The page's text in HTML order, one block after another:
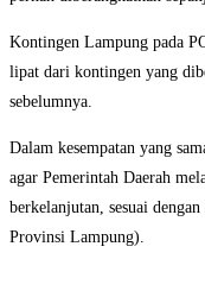
Kontingen Lampung pada
lipat dari kontingen yang
sebelumnya.
Dalam kesempatan yang
agar Pemerintah Daerah
berkelanjutan, sesuai
Provinsi Lampung).